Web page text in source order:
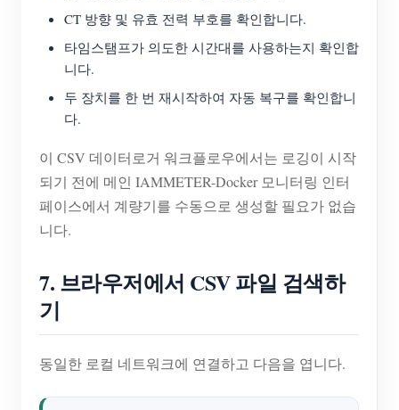
CT 방향 및 유효 전력 부호를 확인합니다.
타임스탬프가 의도한 시간대를 사용하는지 확인합
니다.
두 장치를 한 번 재시작하여 자동 복구를 확인합니
다.
이 CSV 데이터로거 워크플로우에서는 로깅이 시작
되기 전에 메인 IAMMETER-Docker 모니터링 인터
페이스에서 계량기를 수동으로 생성할 필요가 없습
니다.
7. 브라우저에서 CSV 파일 검색하
기
동일한 로컬 네트워크에 연결하고 다음을 엽니다.